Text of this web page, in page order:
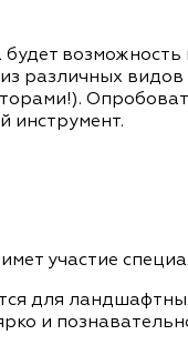
будет
различных
инструмент.
участие
для
и